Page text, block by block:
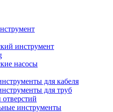
инструмент
насосы
для кабеля
для труб
инструменты